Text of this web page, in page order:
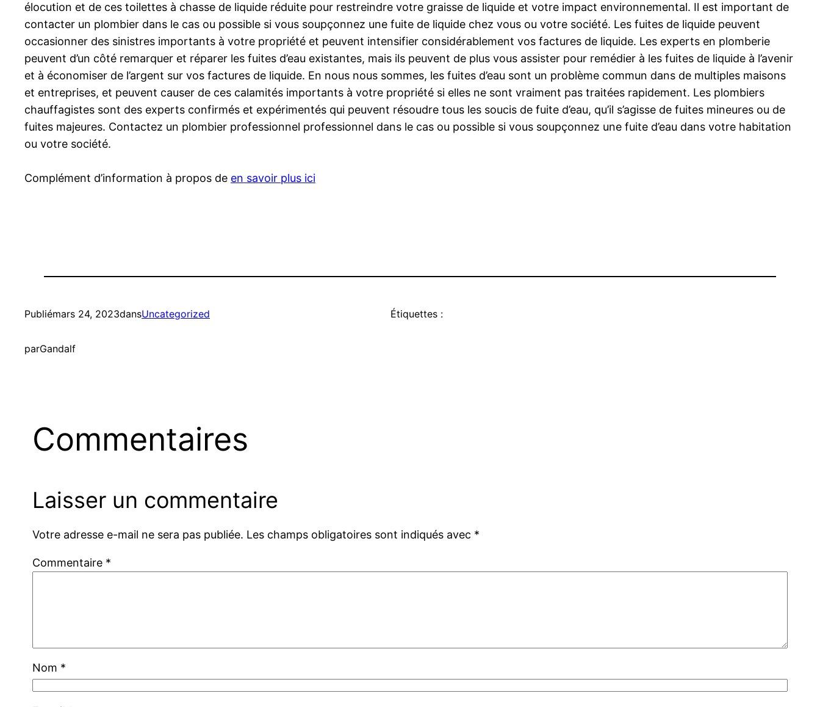
élocution et de ces toilettes à chasse de liquide réduite pour restreindre votre graisse de liquide et votre impact environnemental. Il est important de
contacter un plombier dans le cas ou possible si vous soupçonnez une fuite de liquide chez vous ou votre société. Les fuites de liquide peuvent
occasionner des sinistres importants à votre propriété et peuvent intensifier considérablement vos factures de liquide. Les experts en plomberie
peuvent d’un côté remarquer et réparer les fuites d’eau existantes, mais ils peuvent de plus vous assister pour remédier à les fuites de liquide à l’avenir
et à économiser de l’argent sur vos factures de liquide. En nous nous sommes, les fuites d’eau sont un problème commun dans de multiples maisons
et entreprises, et peuvent causer de ces calamités importants à votre propriété si elles ne sont vraiment pas traitées rapidement. Les plombiers
chauffagistes sont des experts confirmés et expérimentés qui peuvent résoudre tous les soucis de fuite d’eau, qu’il s’agisse de fuites mineures ou de
fuites majeures. Contactez un plombier professionnel professionnel dans le cas ou possible si vous soupçonnez une fuite d’eau dans votre habitation
ou votre société.
Complément d’information à propos de en savoir plus ici
Publiémars 24, 2023dansUncategorized
parGandalf
Étiquettes :
Commentaires
Laisser un commentaire
Votre adresse e-mail ne sera pas publiée. Les champs obligatoires sont indiqués avec *
Commentaire *
Nom *